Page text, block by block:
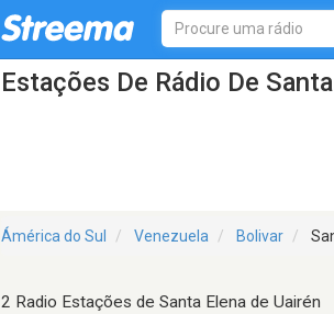
Estações De Rádio De
Ámérica do Sul Venezuela Bolivar
2 Radio Estações de Santa Elena de Uairén